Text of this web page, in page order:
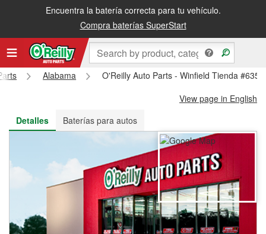
Encuentra la batería correcta para tu vehículo.
Compra baterías SuperStart
Recibe tu orden gratis al día siguiente o recógela en la tienda
Alabama
O'Reilly Auto Parts - Winfield Tienda #6352
View page in English
Detalles
Baterías para autos